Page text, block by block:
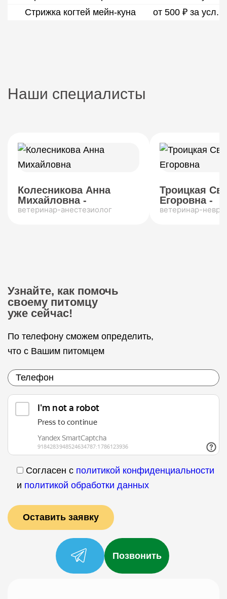
Стрижка когтей мейн-куна
от 500 ₽ за усл.
Наши специалисты
Колесникова Анна
Михайловна -
ветеринар-анестезиолог
Троицкая
Егоровна -
ветеринар-
Узнайте, как помочь
своему питомцу
уже сейчас!
По телефону сможем определить,
что с Вашим питомцем
Согласен с политикой конфиденциальности
и политикой обработки данных
Позвонить